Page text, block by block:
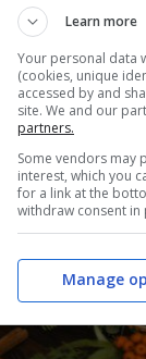
per
Learn more
Your personal data
(cookies, unique
accessed by and
site. We and our
partners.
Some vendors may
interest, which you
for a link at the
withdraw consent in
Manage